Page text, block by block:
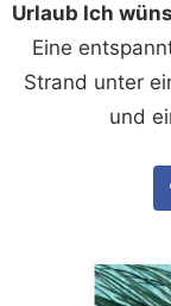
Urlaub Ich
Eine
Strand unter
und